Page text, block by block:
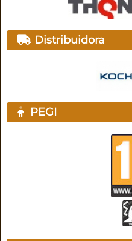
Distribuidora
PEGI